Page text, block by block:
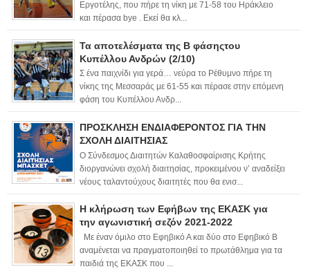
Εργοτέλης, που πήρε τη νίκη με 71-58 του Ηράκλειο
και πέρασα bye . Εκεί θα κλ...
Τα αποτελέσματα της Β φάσηςτου
Κυπέλλου Ανδρών (2/10)
Σ ένα παιχνίδι για γερά… νεύρα το Ρέθυμνο πήρε τη
νίκης της Μεσσαράς με 61-55 και πέρασε στην επόμενη
φάση του Κυπέλλου Ανδρ...
ΠΡΟΣΚΛΗΣΗ ΕΝΔΙΑΦΕΡΟΝΤΟΣ ΓΙΑ ΤΗΝ
ΣΧΟΛΗ ΔΙΑΙΤΗΣΙΑΣ
Ο Σύνδεσμος Διαιτητών Καλαθοσφαίρισης Κρήτης
διοργανώνει σχολή διαιτησίας, προκειμένου ν’ αναδείξει
νέους ταλαντούχους διαιτητές που θα ενισ...
Η κλήρωση των Εφήβων της ΕΚΑΣΚ για
την αγωνιστική σεζόν 2021-2022
Με έναν όμιλο στο Εφηβικό Α και δύο στο Εφηβικό Β
αναμένεται να πραγματοποιηθεί το πρωτάθλημα για τα
παιδιά της ΕΚΑΣΚ που ...